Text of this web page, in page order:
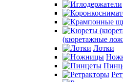
(кюретажные
Лотки